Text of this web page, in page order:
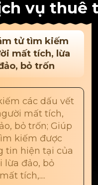
vụ thuê
tử tìm kiếm
mất tích, lừa
bỏ trốn
các dấu vết
mất tích,
bỏ trốn; Giúp
kiếm được
tin hiện tại của
lừa đảo, bỏ
tích,....